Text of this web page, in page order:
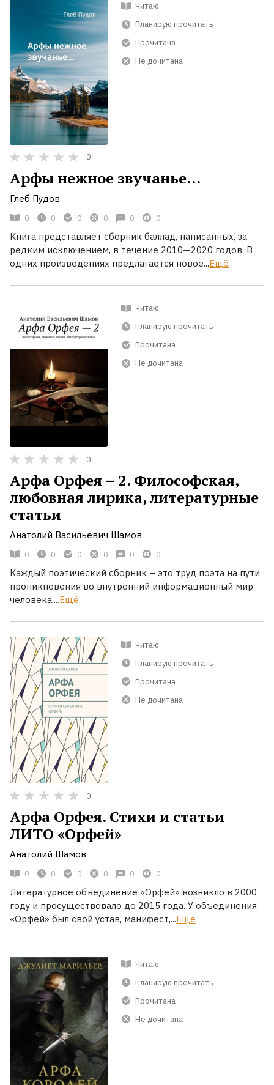
Читаю
Планирую прочитать
Прочитана
Не дочитана
0
Арфы нежное звучанье…
Глеб Пудов
0 0 0 0 0 0
Книга представляет сборник баллад, написанных, за
редким исключением, в течение 2010—2020 годов. В
одних произведениях предлагается новое...Ещё
Читаю
Планирую прочитать
Прочитана
Не дочитана
0
Арфа Орфея – 2. Философская,
любовная лирика, литературные
статьи
Анатолий Васильевич Шамов
0 0 0 0 0 0
Каждый поэтический сборник – это труд поэта на пути
проникновения во внутренний информационный мир
человека....Ещё
Читаю
Планирую прочитать
Прочитана
Не дочитана
0
Арфа Орфея. Стихи и статьи
ЛИТО «Орфей»
Анатолий Шамов
0 0 0 0 0 0
Литературное объединение «Орфей» возникло в 2000
году и просуществовало до 2015 года. У объединения
«Орфей» был свой устав, манифест,...Ещё
Читаю
Планирую прочитать
Прочитана
Не дочитана